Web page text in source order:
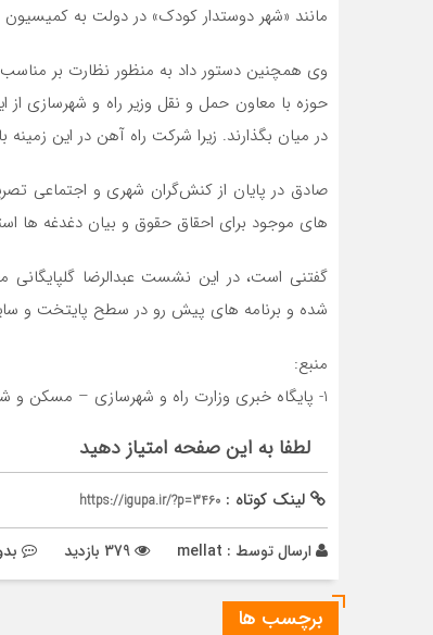
مانند «شهر دوستدار کودک» در دولت به
وی همچنین دستور داد به منظور نظارت بر
حوزه با معاون حمل و نقل وزیر راه و شهرسازی
در میان بگذارند. زیرا شرکت راه آهن در این
صادق در پایان از کنش‌گران شهری و اجتماعی
های موجود برای احقاق حقوق و بیان دغدغه ها
گفتنی است، در این نشست عبدالرضا گلپایگانی
شده و برنامه های پیش رو در سطح پایتخت و سایر
منبع:
1- پایگاه خبری وزارت راه و شهرسازی – مسکن و شهرسازی
لطفا به این صفحه امتیاز دهید
لینک کوتاه : https://igupa.ir/?p=3460
ارسال توسط : mellat
برچسب ها